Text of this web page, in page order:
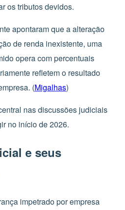
os tributos devidos.
apontaram que a alteração
de renda inexistente, uma
opera com percentuais
refletem o resultado
(Migalhas)
nas discussões judiciais
no início de 2026.
e seus
impetrado por empresa